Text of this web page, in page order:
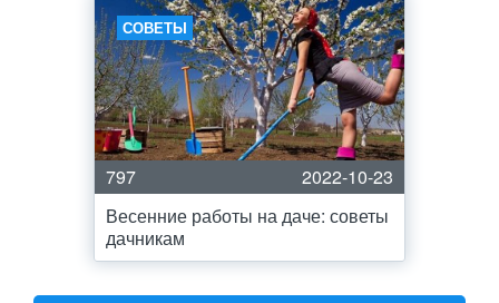
СОВЕТЫ
797
2022-10-23
Весенние работы на даче: советы
дачникам